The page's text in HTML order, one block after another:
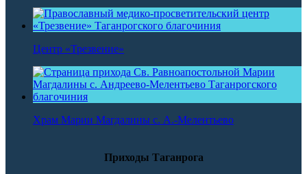
Центр «Трезвение»
Храм Марии Магдалины с. А.-Мелентьево
Приходы Таганрога